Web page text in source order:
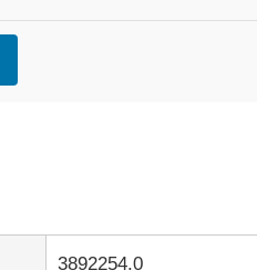
3892254.0